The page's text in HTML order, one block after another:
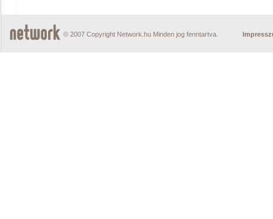
© 2007 Copyright Network.hu Minden jog fenntartva.